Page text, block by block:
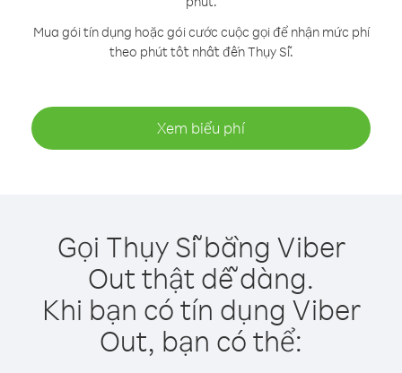
Mua gói tín dụng hoặc gói cước cuộc gọi để nhận mức phí
theo phút tốt nhất đến Thụy Sĩ.
Xem biểu phí
Gọi Thụy Sĩ bằng Viber
Out thật dễ dàng.
Khi bạn có tín dụng Viber
Out, bạn có thể: